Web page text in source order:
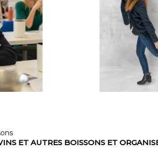
ET AUTRES BOISSONS ET